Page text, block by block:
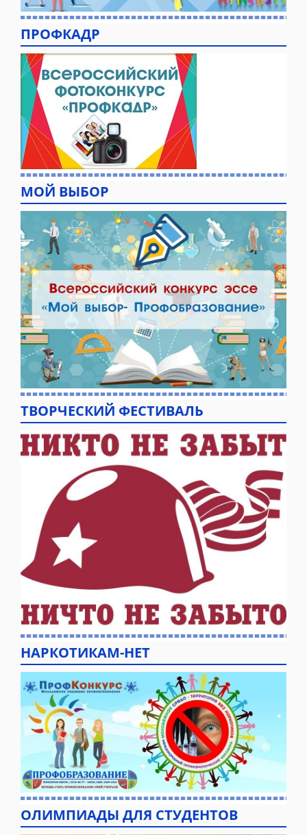
ПРОФКАДР
МОЙ ВЫБОР
ТВОРЧЕСКИЙ ФЕСТИВАЛЬ
НАРКОТИКАМ-НЕТ
ОЛИМПИАДЫ ДЛЯ СТУДЕНТОВ